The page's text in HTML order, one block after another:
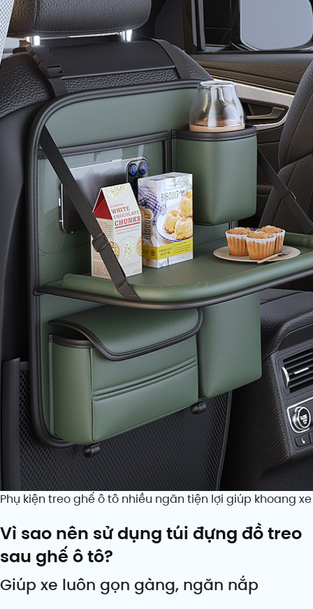
Phụ kiện treo ghế ô tô nhiều ngăn tiện lợi giúp khoang
Vì sao nên sử dụng túi đựng đồ treo
sau ghế ô tô?
Giúp xe luôn gọn gàng, ngăn nắp